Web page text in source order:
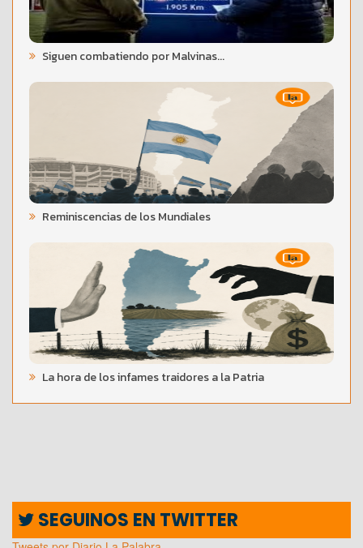
Siguen combatiendo por Malvinas...
Reminiscencias de los Mundiales
La hora de los infames traidores a la Patria
SEGUINOS EN TWITTER